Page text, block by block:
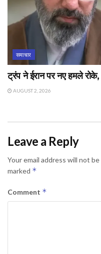
समाचार
ट्रंप ने ईरान पर नए हमले रोके,
AUGUST 2, 2026
Leave a Reply
Your email address will not
marked *
Comment *